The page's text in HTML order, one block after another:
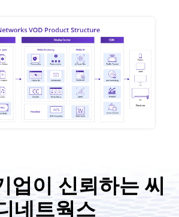
업이 신뢰하는 씨
네트웍스